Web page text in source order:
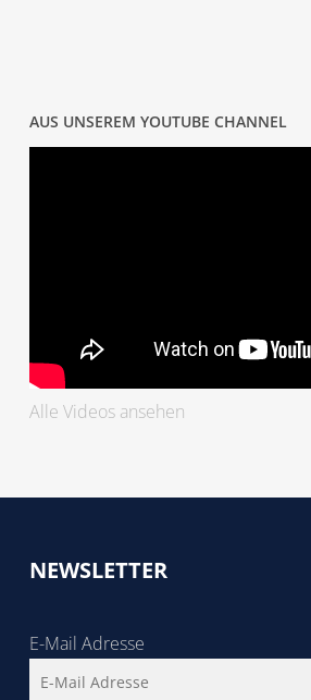
AUS UNSEREM YOUTUBE CHANNEL
Alle Videos ansehen
NEWSLETTER
E-Mail Adresse